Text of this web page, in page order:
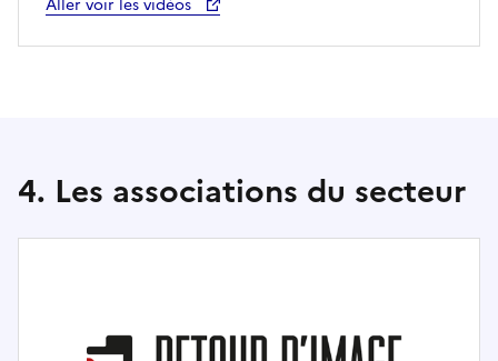
Aller voir les vidéos
4. Les associations du secteur